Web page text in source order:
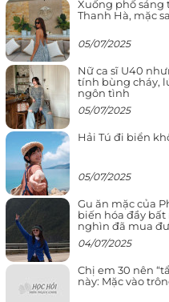
Xuống phố sáng
Thanh Hà, mặc
05/07/2025
Nữ ca sĩ U40
tính bùng cháy,
ngôn tình
05/07/2025
Hải Tú đi biển
05/07/2025
Gu ăn mặc của
biến hóa đầy
nghìn đã mua
04/07/2025
Chị em 30 nên
này: Mặc vào